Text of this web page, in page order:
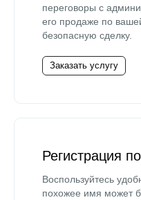
переговоры с
его продаже по
безопасную сделку.
Заказать услугу
Регистрация
Воспользуйтесь
похожее имя может